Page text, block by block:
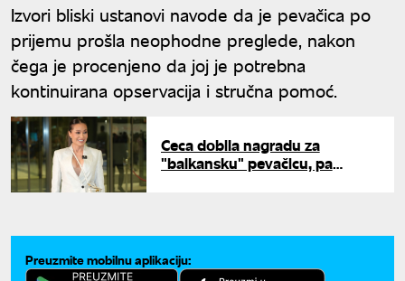
Izvori bliski ustanovi navode da je pevačica po
prijemu prošla neophodne preglede, nakon
čega je procenjeno da joj je potrebna
kontinuirana opservacija i stručna pomoć.
Ceca dobila nagradu za
"balkansku" pevačicu, pa
Preuzmite mobilnu aplikaciju: